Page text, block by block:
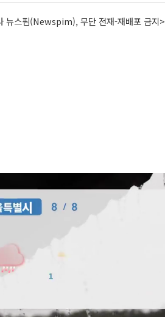
뉴스핌(Newspim), 무단 전재-재배포 금지>